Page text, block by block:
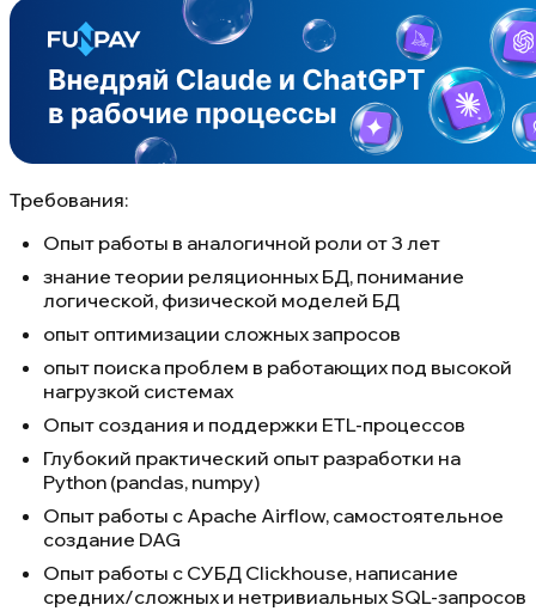
Требования:
Опыт работы в аналогичной роли от 3 лет
знание теории реляционных БД, понимание
логической, физической моделей БД
опыт оптимизации сложных запросов
опыт поиска проблем в работающих под высокой
нагрузкой системах
Опыт создания и поддержки ETL-процессов
Глубокий практический опыт разработки на
Python (pandas, numpy)
Опыт работы с Apache Airflow, самостоятельное
создание DAG
Опыт работы с СУБД Clickhouse, написание
средних/сложных и нетривиальных SQL-запросов